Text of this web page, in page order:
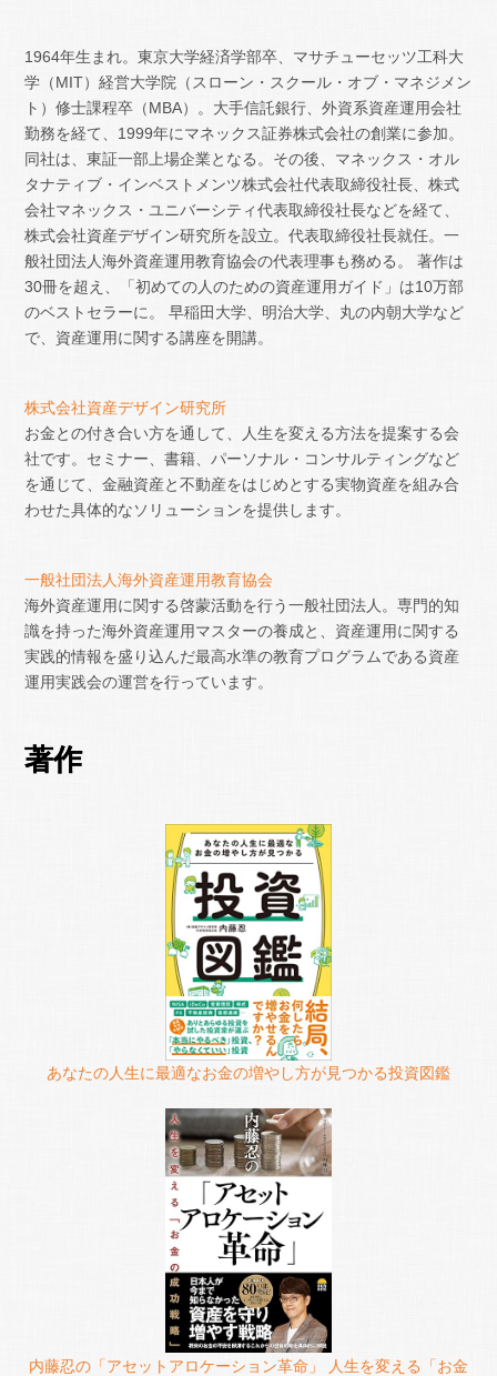
1964年生まれ。東京大学経済学部卒、マサチューセッツ工科大
学（MIT）経営大学院（スローン・スクール・オブ・マネジメン
ト）修士課程卒（MBA）。大手信託銀行、外資系資産運用会社
勤務を経て、1999年にマネックス証券株式会社の創業に参加。
同社は、東証一部上場企業となる。その後、マネックス・オル
タナティブ・インベストメンツ株式会社代表取締役社長、株式
会社マネックス・ユニバーシティ代表取締役社長などを経て、
株式会社資産デザイン研究所を設立。代表取締役社長就任。一
般社団法人海外資産運用教育協会の代表理事も務める。 著作は
30冊を超え、「初めての人のための資産運用ガイド」は10万部
のベストセラーに。 早稲田大学、明治大学、丸の内朝大学など
で、資産運用に関する講座を開講。
株式会社資産デザイン研究所
お金との付き合い方を通して、人生を変える方法を提案する会
社です。セミナー、書籍、パーソナル・コンサルティングなど
を通じて、金融資産と不動産をはじめとする実物資産を組み合
わせた具体的なソリューションを提供します。
一般社団法人海外資産運用教育協会
海外資産運用に関する啓蒙活動を行う一般社団法人。専門的知
識を持った海外資産運用マスターの養成と、資産運用に関する
実践的情報を盛り込んだ最高水準の教育プログラムである資産
運用実践会の運営を行っています。
著作
あなたの人生に最適なお金の増やし方が見つかる投資図鑑
内藤忍の「アセットアロケーション革命」 人生を変える「お金